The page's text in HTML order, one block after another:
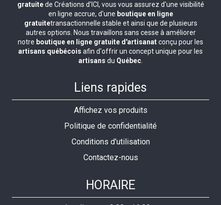
gratuitede Créations d’ICI, vous vous assurez d'une visibilité
en ligne accrue, d'une boutique en ligne
gratuitetransactionnelle stable et ainsi que de plusieurs
autres options. Nous travaillons sans cesse à améliorer
notre boutique en ligne gratuite d'artisanatconçu pour les
artisans québécois afin d'offrir un concept unique pour les
artisans du Québec
Liens rapides
Affichez vos produits
Politique de confidentialité
Conditions d'utilisation
Contactez-nous
HORAIRE